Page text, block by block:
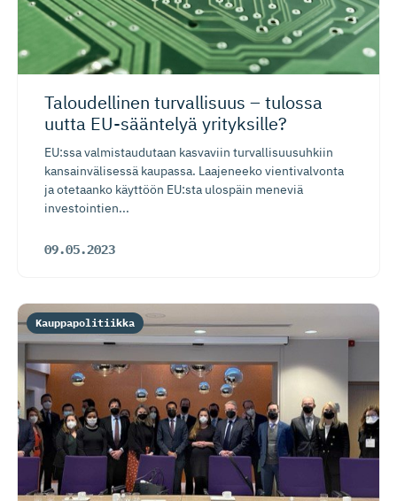
Taloudellinen turvallisuus – tulossa
uutta EU-sääntelyä yrityksille?
EU:ssa valmistaudutaan kasvaviin turvallisuusuhkiin
kansainvälisessä kaupassa. Laajeneeko vientivalvonta
ja otetaanko käyttöön EU:sta ulospäin meneviä
investointien...
09.05.2023
Kauppapolitiikka